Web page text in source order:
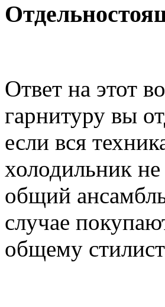
Ответ на этот
гарнитуру вы
если вся
холодильник
общий
случае
общему